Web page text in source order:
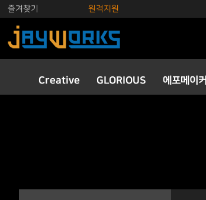
즐겨찾기 원격지원
Creative GLORIOUS 에포메이커